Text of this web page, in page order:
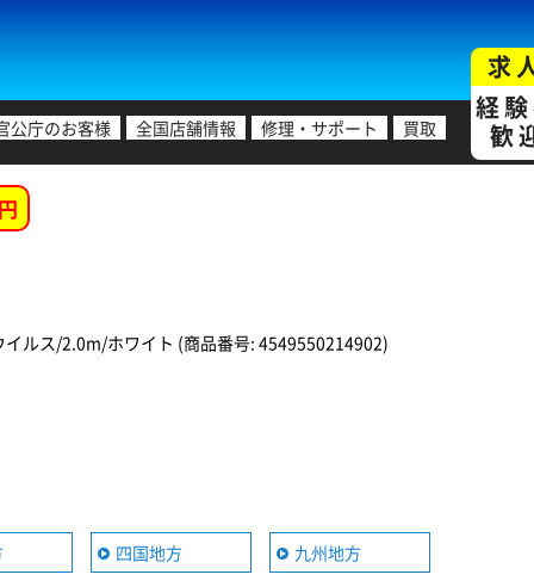
公庁のお客様 全国店舗情報 修理・サポート 買取
求
経
歓
ルス/2.0m/ホワイト (商品番号: 4549550214902)
四国地方 九州地方